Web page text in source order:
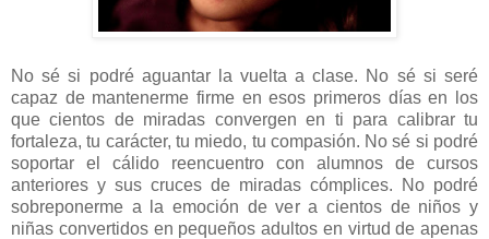
No sé si podré aguantar la vuelta a clase. No sé si seré
capaz de mantenerme firme en esos primeros días en los
que cientos de miradas convergen en ti para calibrar tu
fortaleza, tu carácter, tu miedo, tu compasión. No sé si podré
soportar el cálido reencuentro con alumnos de cursos
anteriores y sus cruces de miradas cómplices. No podré
sobreponerme a la emoción de ver a cientos de niños y
niñas convertidos en pequeños adultos en virtud de apenas